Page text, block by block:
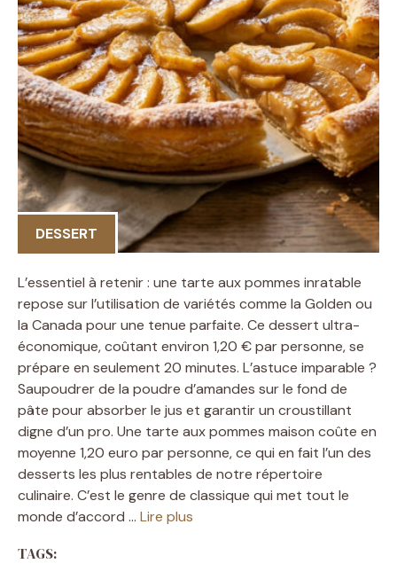
DESSERT
L’essentiel à retenir : une tarte aux pommes inratable
repose sur l’utilisation de variétés comme la Golden ou
la Canada pour une tenue parfaite. Ce dessert ultra-
économique, coûtant environ 1,20 € par personne, se
prépare en seulement 20 minutes. L’astuce imparable ?
Saupoudrer de la poudre d’amandes sur le fond de
pâte pour absorber le jus et garantir un croustillant
digne d’un pro. Une tarte aux pommes maison coûte en
moyenne 1,20 euro par personne, ce qui en fait l’un des
desserts les plus rentables de notre répertoire
culinaire. C’est le genre de classique qui met tout le
monde d’accord … Lire plus
TAGS: